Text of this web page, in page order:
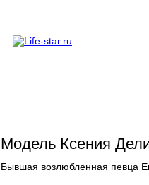
Модель Ксения
Бывшая возлюбленная певца